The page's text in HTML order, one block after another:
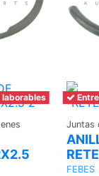
laborables
Juntas
FEBES